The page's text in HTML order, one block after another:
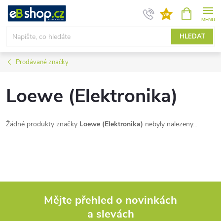
Přejít
obsah
HLEDAT
NÁKUPNÍ
KOŠÍK
Prodávané značky
Loewe (Elektronika)
Žádné produkty značky Loewe (Elektronika) nebyly nalezeny...
Mějte přehled o novinkách
a slevách